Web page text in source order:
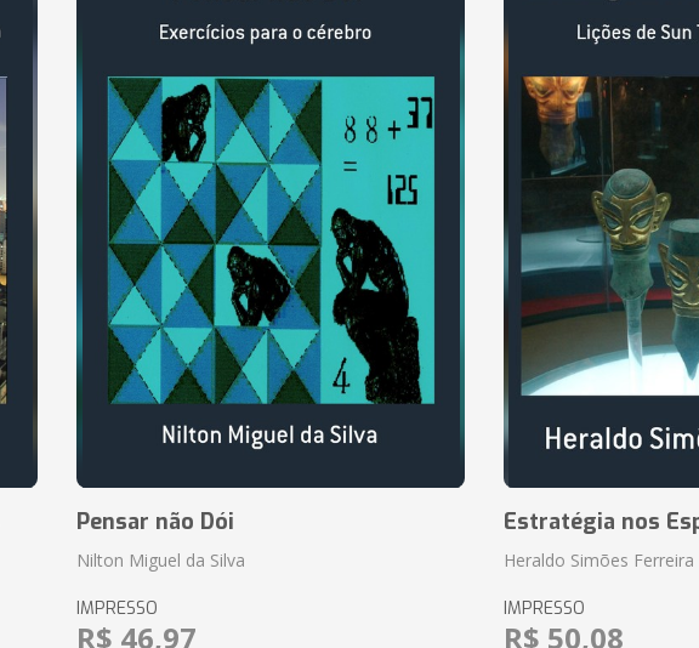
Pensar não Dói
Nilton Miguel da Silva
IMPRESSO
R$ 46,97
Estratégia nos
Heraldo Simões Ferreira
IMPRESSO
R$ 50,08